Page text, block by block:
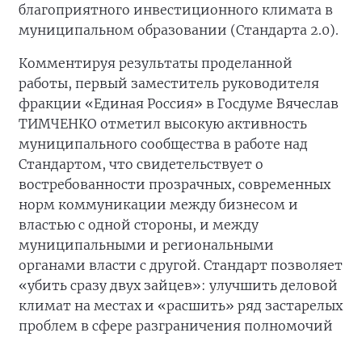
благоприятного инвестиционного климата в
муниципальном образовании (Стандарта 2.0).
Комментируя результаты проделанной
работы, первый заместитель руководителя
фракции «Единая Россия» в Госдуме Вячеслав
ТИМЧЕНКО отметил высокую активность
муниципального сообщества в работе над
Стандартом, что свидетельствует о
востребованности прозрачных, современных
норм коммуникации между бизнесом и
властью с одной стороны, и между
муниципальными и региональными
органами власти с другой. Стандарт позволяет
«убить сразу двух зайцев»: улучшить деловой
климат на местах и «расшить» ряд застарелых
проблем в сфере разграничения полномочий